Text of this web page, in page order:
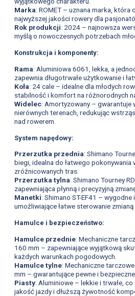
Marka: ROMET – uznana marka, która
najwyższej jakości rowery dla
Rok produkcji: 2024 – najnowsza
myślą o nowoczesnych potrzebach
Konstrukcja i komponenty:
Rama: Aluminiowa 6061, lekka, a
zapewnia długotrwałe użytkowanie i
Koła: 24 cale – idealne dla młodych
stabilność i komfort na różnorodnych
Widelec: Amortyzowany – gwarantuje
nierównych terenach, redukując
nad rowerem.
System napędowy:
Przerzutka przednia: Shimano
biegi, idealna do łatwego pokonywania
zróżnicowanych tras.
Przerzutka tylna: Shimano Tourney
zapewniająca płynną i precyzyjną
Manetki: Shimano ST-EF41 –
umożliwiające łatwe sterowanie zmianą
Hamulce i bezpieczeństwo:
Hamulce przednie: Mechaniczne
160 mm – zapewniające wyjątkową
każdych warunkach pogodowych.
Hamulce tylne: Mechaniczne
mm – gwarantujące pewne i
Piasty: Aluminiowe – lekkie i trwałe,
jakość jazdy i dłuższą żywotność